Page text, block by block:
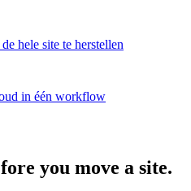
hele site te herstellen
in één workflow
you move a site.